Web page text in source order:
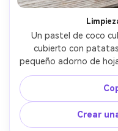
Un pastel de coco
cubierto con
pequeño adorno de
con un fondo de playa
tomado en Sony A7IV,
de comida
Crear